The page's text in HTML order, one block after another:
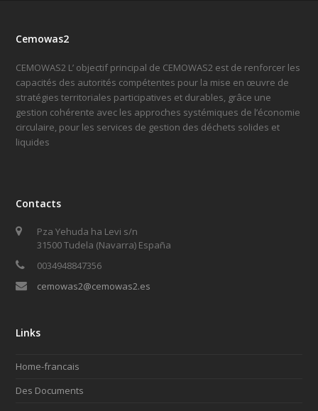
Cemowas2
CEMOWAS2 L’ objectif principal de CEMOWAS2 est de renforcer les
capacités des autorités compétentes pour la mise en œuvre de
stratégies territoriales participatives et durables, grâce une
gestion cohérente avec les approches systémiques de l’économie
circulaire, pour les services de gestion des déchets solides et
liquides
Contacts
Pza Yehuda ha Levi s/n
31500 Tudela (Navarra) España
0034948847356
cemowas2@cemowas2.es
Links
Home-francais
Des Documents